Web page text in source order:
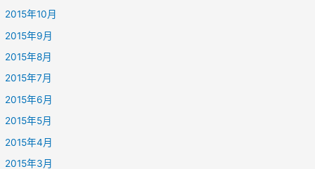
2015年10月
2015年9月
2015年8月
2015年7月
2015年6月
2015年5月
2015年4月
2015年3月